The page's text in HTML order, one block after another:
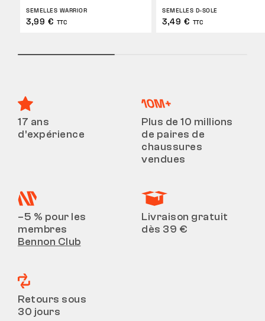
SEMELLES WARRIOR
3,99 € TTC
SEMELLES D-SOLE
3,49 € TTC
17 ans
d’expérience
Plus de 10 millions
de paires de
chaussures
vendues
–5 % pour les
membres
Bennon Club
Livraison gratuit
dès 39 €
Retours sous
30 jours